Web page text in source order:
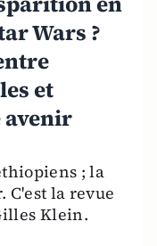
Wars ?
et
avenir
; la
C'est la revue
Klein.